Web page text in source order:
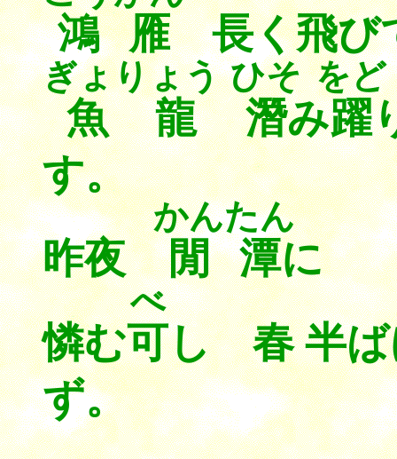
鴻雁長く飛
魚龍
ぎょりょう
潛
ひそ
み躍
をど
す。
昨夜閒潭
かんたん
に
憐む可
べ
し 春 半
ず。